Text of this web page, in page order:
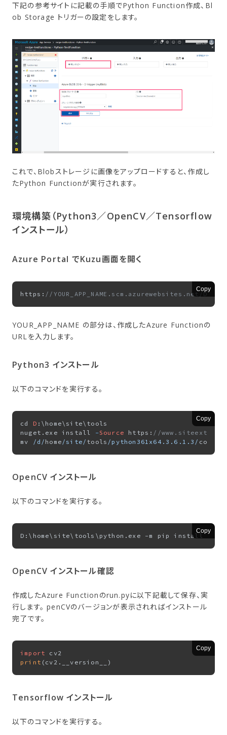
下記の参考サイトに記載の手順でPython Function作成、Bl
ob Storage トリガーの設定をします。
これで、Blobストレージに画像をアップロードすると、作成し
たPython Functionが実行されます。
環境構築​（Python3／OpenCV／Tensorflow
インストール）
Azure Portal で​Kuzu画面を​開く
Copy
https: //YOUR_APP_NAME.scm.azurewebsites.net/
YOUR_APP_NAME の部分は、作成したAzure Functionの
URLを入力します。
Python3 インストール
以下のコマンドを実行する。
Copy
cd D :\home\site\tools
nuget.exe install -Source https: //
mv
/d/ home /site/ tools /python361x64.3.6.1.3/
OpenCV インストール
以下のコマンドを実行する。
Copy
OpenCV インストール確認
作成したAzure Functionのrun.pyに以下記載して保存、実
行します。 penCVのバージョンが表示されればインストール
完了です。
Copy
import
print
Tensorflow インストール
以下のコマンドを実行する。